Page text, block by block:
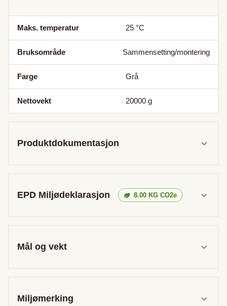
Maks. temperatur 25 °C
Bruksområde Sammensetting/montering
Farge Grå
Nettovekt 20000 g
Produktdokumentasjon
EPD Miljødeklarasjon 8.00 KG CO2e
Mål og vekt
Miljømerking